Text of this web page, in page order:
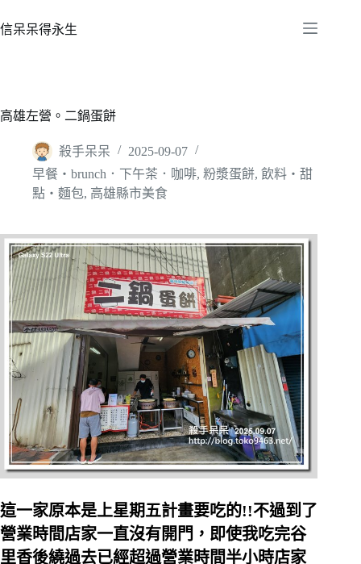
至
容
信呆呆得永生
高雄左營。二鍋蛋餅
殺手呆呆
2025-09-07
早餐‧brunch．下午茶．咖啡, 粉漿蛋餅, 飲料‧甜
點‧麵包, 高雄縣市美食
這一家原本是上星期五計畫要吃的!!不過到了
營業時間店家一直沒有開門，即使我吃完谷
里香後繞過去已經超過營業時間半小時店家